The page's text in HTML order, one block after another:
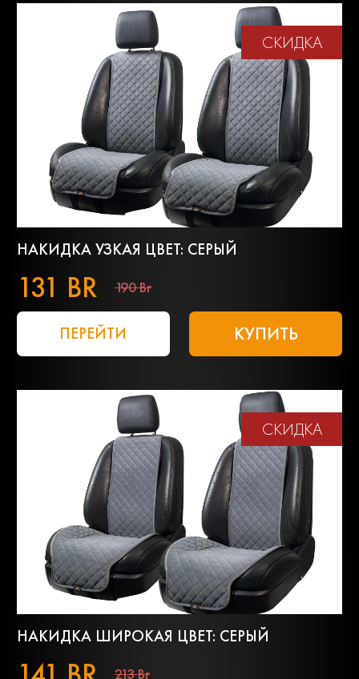
СКИДКА
НАКИДКА УЗКАЯ ЦВЕТ: СЕРЫЙ
131 BR 190 Br
ПЕРЕЙТИ КУПИТЬ
СКИДКА
НАКИДКА ШИРОКАЯ ЦВЕТ: СЕРЫЙ
213 Br